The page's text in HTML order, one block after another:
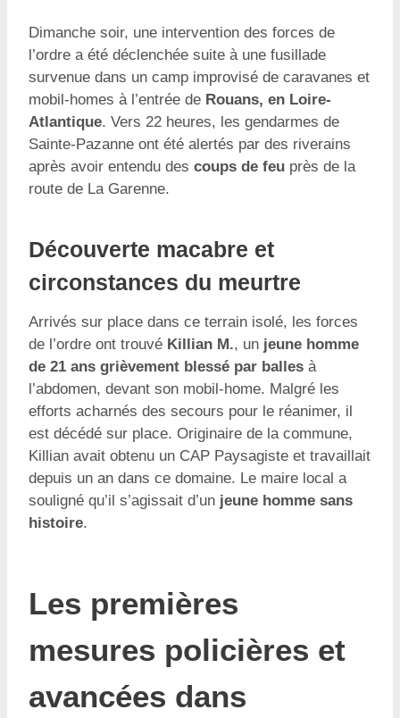
Dimanche soir, une intervention des forces de
l’ordre a été déclenchée suite à une fusillade
survenue dans un camp improvisé de caravanes et
mobil-homes à l’entrée de Rouans, en Loire-
Atlantique. Vers 22 heures, les gendarmes de
Sainte-Pazanne ont été alertés par des riverains
après avoir entendu des coups de feu près de la
route de La Garenne.
Découverte macabre et
circonstances du meurtre
Arrivés sur place dans ce terrain isolé, les forces
de l’ordre ont trouvé Killian M., un jeune homme
de 21 ans grièvement blessé par balles à
l’abdomen, devant son mobil-home. Malgré les
efforts acharnés des secours pour le réanimer, il
est décédé sur place. Originaire de la commune,
Killian avait obtenu un CAP Paysagiste et travaillait
depuis un an dans ce domaine. Le maire local a
souligné qu’il s’agissait d’un jeune homme sans
histoire.
Les premières
mesures policières et
avancées dans